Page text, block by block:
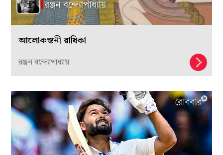
আলোকস্তনী রাধিকা
রঞ্জন বন্দ্যোপাধ্যায়